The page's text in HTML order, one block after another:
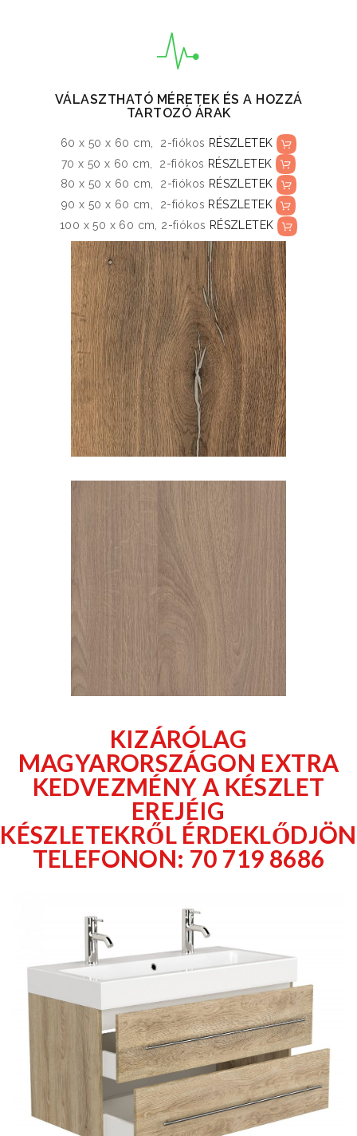
VÁLASZTHATÓ MÉRETEK ÉS A HOZZÁ
TARTOZÓ ÁRAK
60 x 50 x 60 cm, 2-fiókos RÉSZLETEK
70 x 50 x 60 cm, 2-fiókos RÉSZLETEK
80 x 50 x 60 cm, 2-fiókos RÉSZLETEK
90 x 50 x 60 cm, 2-fiókos RÉSZLETEK
100 x 50 x 60 cm, 2-fiókos RÉSZLETEK
KIZÁRÓLAG
MAGYARORSZÁGON EXTRA
KEDVEZMÉNY A KÉSZLET
EREJÉIG
KÉSZLETEKRŐL ÉRDEKLŐDJÖN
TELEFONON: 70 719 8686